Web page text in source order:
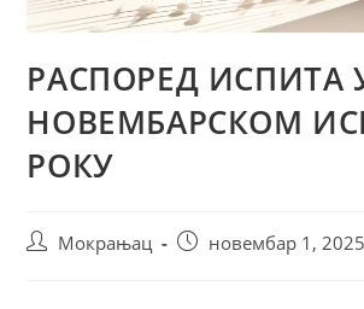
РАСПОРЕД ИСПИТА
НОВЕМБАРСКОМ
РОКУ
Мокрањац новембар 1, 2025